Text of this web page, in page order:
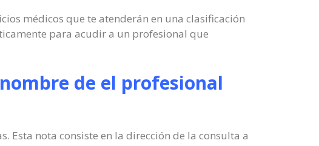
médicos que te atenderán en una clasificación
para acudir a un profesional que
de el profesional
Esta nota consiste en la dirección de la consulta a